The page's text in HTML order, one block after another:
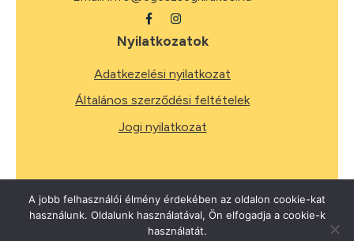
Nyilatkozatok
Adatkezelési nyilatkozat
Általános szerződési feltételek
Jogi nyilatkozat
2026Minden jog fenntartva.
A jobb felhasználói élmény érdekében az oldalon cookie-kat
használunk. Oldalunk használatával, Ön elfogadja a cookie-k
használatát.